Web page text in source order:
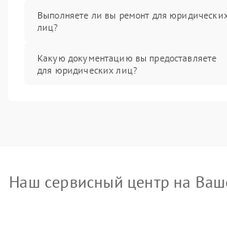
Выполняете ли вы ремонт для
лиц?
Какую документацию вы предоставляете
для юридических лиц?
Наш сервисный центр на